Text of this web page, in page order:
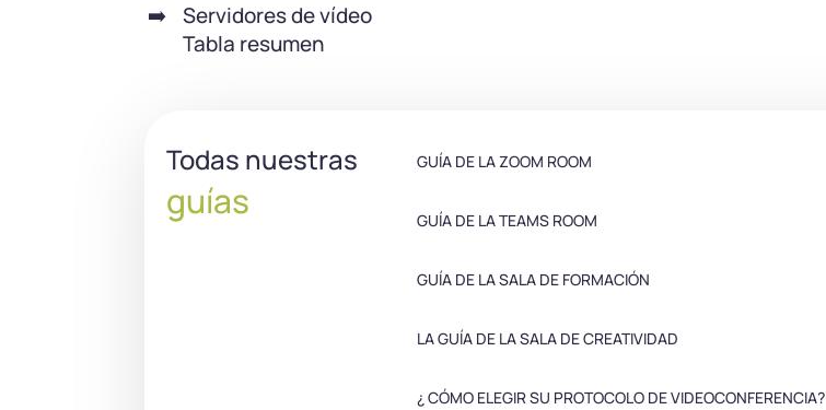
Servidores de vídeo
Tabla resumen
Todas nuestras
guías
GUÍA DE LA ZOOM ROOM
GUÍA DE LA TEAMS ROOM
GUÍA DE LA SALA DE FORMACIÓN
LA GUÍA DE LA SALA DE CREATIVIDAD
¿ CÓMO ELEGIR SU PROTOCOLO DE VIDEOCONFERENCIA?